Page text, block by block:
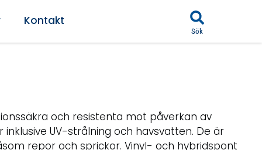
Kontakt
Sök
och resistenta mot påverkan av
UV-strålning och havsvatten. De är
repor och sprickor. Vinyl- och hybridspont